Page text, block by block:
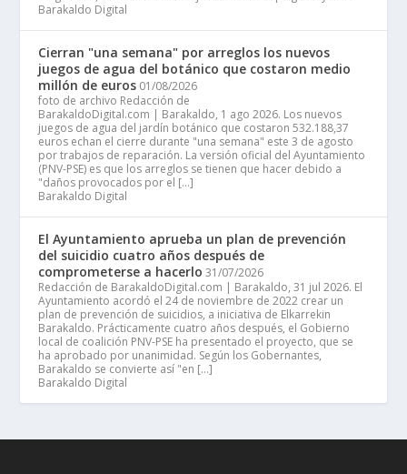
Barakaldo Digital
Cierran "una semana" por arreglos los nuevos
juegos de agua del botánico que costaron medio
millón de euros 01/08/2026
foto de archivo Redacción de
BarakaldoDigital.com | Barakaldo, 1 ago 2026. Los nuevos
juegos de agua del jardín botánico que costaron 532.188,37
euros echan el cierre durante "una semana" este 3 de agosto
por trabajos de reparación. La versión oficial del Ayuntamiento
(PNV-PSE) es que los arreglos se tienen que hacer debido a
"daños provocados por el […]
Barakaldo Digital
El Ayuntamiento aprueba un plan de prevención
del suicidio cuatro años después de
comprometerse a hacerlo 31/07/2026
Redacción de BarakaldoDigital.com | Barakaldo, 31 jul 2026. El
Ayuntamiento acordó el 24 de noviembre de 2022 crear un
plan de prevención de suicidios, a iniciativa de Elkarrekin
Barakaldo. Prácticamente cuatro años después, el Gobierno
local de coalición PNV-PSE ha presentado el proyecto, que se
ha aprobado por unanimidad. Según los Gobernantes,
Barakaldo se convierte así "en […]
Barakaldo Digital